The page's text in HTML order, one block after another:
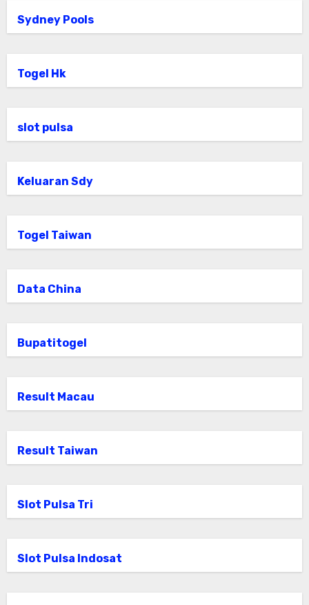
Sydney Pools
Togel Hk
slot pulsa
Keluaran Sdy
Togel Taiwan
Data China
Bupatitogel
Result Macau
Result Taiwan
Slot Pulsa Tri
Slot Pulsa Indosat